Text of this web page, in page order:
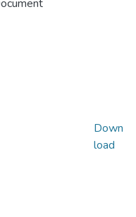
Down
load